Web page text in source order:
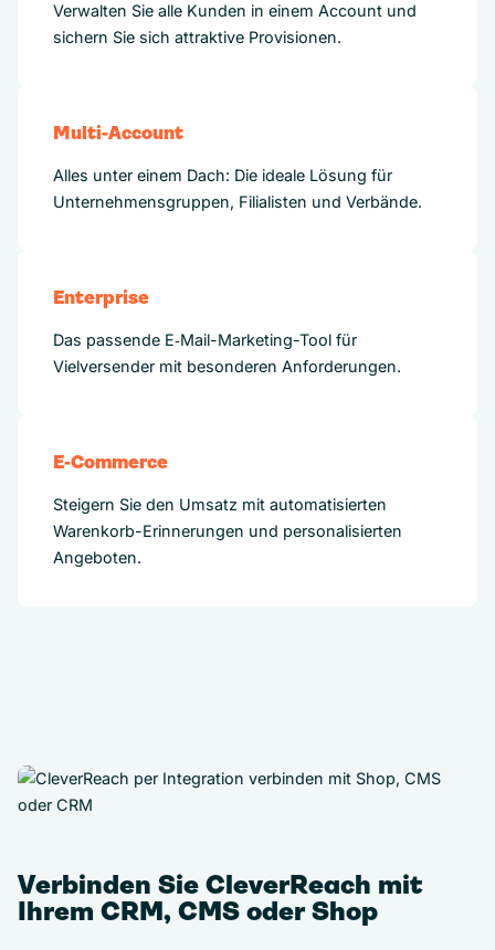
Verwalten Sie alle Kunden in einem Account und
sichern Sie sich attraktive Provisionen.
Multi-Account
Alles unter einem Dach: Die ideale Lösung für
Unternehmensgruppen, Filialisten und Verbände.
Enterprise
Das passende E‑Mail-Marketing-Tool für
Vielversender mit besonderen Anforderungen.
E-Commerce
Steigern Sie den Umsatz mit automatisierten
Warenkorb-Erinnerungen und personalisierten
Angeboten.
Verbinden Sie CleverReach mit
Ihrem CRM, CMS oder Shop